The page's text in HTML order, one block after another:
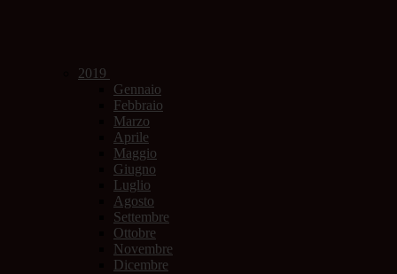
2019
Gennaio
Febbraio
Marzo
Aprile
Maggio
Giugno
Luglio
Agosto
Settembre
Ottobre
Novembre
Dicembre